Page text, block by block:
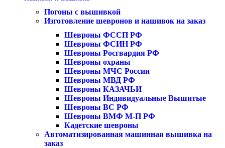
Погоны с вышивкой
Изготовление шевронов и нашивок на заказ
Шевроны ФССП РФ
Шевроны ФСИН РФ
Шевроны Росгвардия РФ
Шевроны охраны
Шевроны МЧС России
Шевроны МВД РФ
Шевроны КАЗАЧЬИ
Шевроны Индивидуальные Вышитые
Шевроны ВС РФ
Шевроны ВМФ М-П РФ
Кадетские шевроны
Автоматизированная машинная вышивка на
заказ